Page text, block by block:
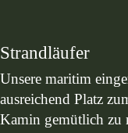
Strandläufer
Unsere maritim
ausreichend Platz
Kamin gemütlich zu